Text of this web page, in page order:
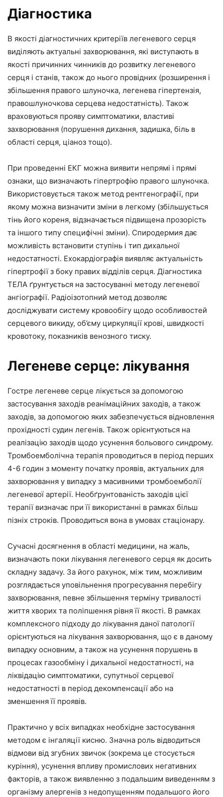
Діагностика
В якості діагностичних критеріїв легеневого серця
виділяють актуальні захворювання, які виступають в
якості причинних чинників до розвитку легеневого
серця і станів, також до нього провідних (розширення і
збільшення правого шлуночка, легенева гіпертензія,
правошлуночкова серцева недостатність). Також
враховуються прояву симптоматики, властиві
захворювання (порушення дихання, задишка, біль в
області серця, ціаноз тощо).
При проведенні ЕКГ можна виявити непрямі і прямі
ознаки, що визначають гіпертрофію правого шлуночка.
Використовується також метод рентгенографії, при
якому можна визначити зміни в легкому (збільшується
тінь його кореня, відзначається підвищена прозорість
та іншого типу специфічні зміни). Спиродермия дає
можливість встановити ступінь і тип дихальної
недостатності. Ехокардіографія виявляє актуальність
гіпертрофії з боку правих відділів серця. Діагностика
ТЕЛА ґрунтується на застосуванні методу легеневої
ангіографії. Радіоізотопний метод дозволяє
досліджувати систему кровообігу щодо особливостей
серцевого викиду, об’єму циркуляції крові, швидкості
кровотоку, показників венозного тиску.
Легеневе серце: лікування
Гостре легеневе серце лікується за допомогою
застосування заходів реанімаційних заходів, а також
заходів, за допомогою яких забезпечується відновлення
прохідності судин легенів. Також орієнтуються на
реалізацію заходів щодо усунення больового синдрому.
Тромбоемболічна терапія проводиться в період перших
4-6 годин з моменту початку проявів, актуальних для
захворювання у випадку з масивними тромбоемболії
легеневої артерії. Необґрунтованість заходів цієї
терапії визначає при її використанні в рамках більш
пізніх строків. Проводиться вона в умовах стаціонару.
Сучасні досягнення в області медицини, на жаль,
визначають поки лікування легеневого серця як досить
складну задачу. За його рахунок, між тим, можливим
розглядається уповільнення прогресування перебігу
захворювання, певне збільшення терміну тривалості
життя хворих та поліпшення рівня її якості. В рамках
комплексного підходу до лікування даної патології
орієнтуються на лікування захворювання, що є в даному
випадку основним, а також на усунення порушень в
процесах газообміну і дихальної недостатності, на
ліквідацію симптоматики, супутньої серцевої
недостатності в період декомпенсації або на
зменшення її проявів.
Практично у всіх випадках необхідне застосування
методом є інгаляції кисню. Значна роль відводиться
відмови від згубних звичок (зокрема це стосується
куріння), усунення впливу промислових негативних
факторів, а також виявленню з подальшим виведенням з
організму алергенів з недопущенням подальшого його